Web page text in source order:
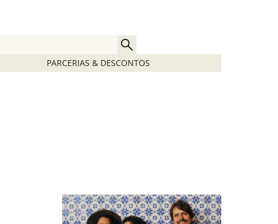
PARCERIAS & DESCONTOS